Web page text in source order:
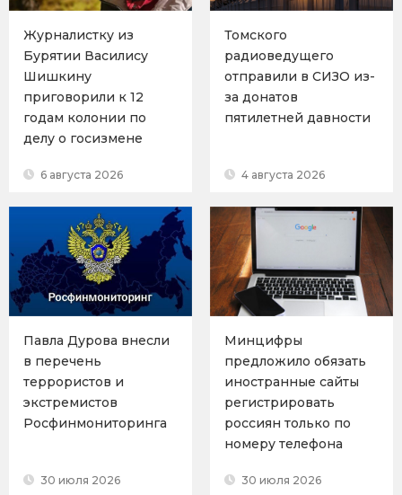
Журналистку из
Бурятии Василису
Шишкину
приговорили к 12
годам колонии по
делу о госизмене
6 августа 2026
Томского
радиоведущего
отправили в СИЗО из-
за донатов
пятилетней давности
4 августа 2026
Павла Дурова внесли
в перечень
террористов и
экстремистов
Росфинмониторинга
30 июля 2026
Минцифры
предложило обязать
иностранные сайты
регистрировать
россиян только по
номеру телефона
30 июля 2026